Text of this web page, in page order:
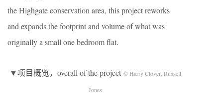
the Highgate conservation area, this project reworks
and expands the footprint and volume of what was
originally a small one bedroom flat.
▼项目概览，overall of the project © Harry Clover, Russell
Jones